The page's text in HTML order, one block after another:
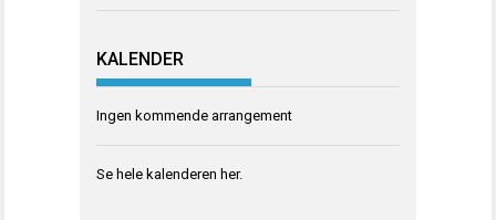
KALENDER
Ingen kommende arrangement
Se hele kalenderen her.